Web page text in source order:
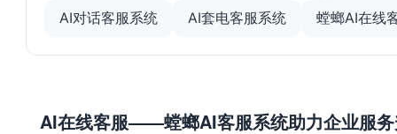
AI在线客服——螳螂AI客服系统助力企业服
AI对话客服系统 AI套电客服系统 螳螂AI在线